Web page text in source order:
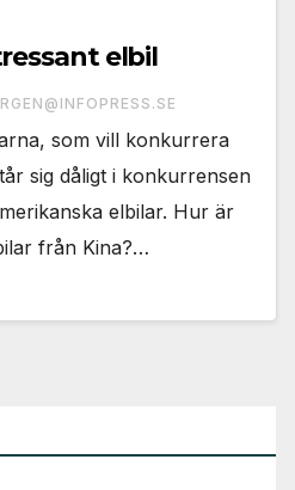
elbil
som vill konkurrera
sig dåligt i konkurrensen
elbilar. Hur är
från Kina?…
behövs för
över huvud
taget ska
Statistik
För att vi ska
hur